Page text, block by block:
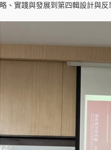
略、實踐與發展到第四輯設計與